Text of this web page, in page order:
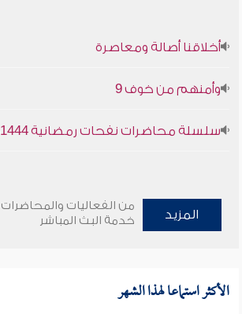
أخلاقنا أصالة ومعاصرة
وأمنهم من خوف 9
سلسلة محاضرات نفحات رمضانية 1444هـ
المزيد
من الفعاليات والمحاضرات
خدمة البث المباشر
الأكثر استماعا لهذا الشهر